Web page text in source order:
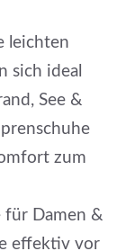
leichten
sich ideal
See &
zum
für Damen &
effektiv vor